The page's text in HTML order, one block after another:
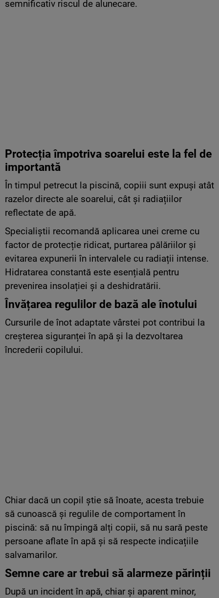
semnificativ riscul de alunecare.
Protecția împotriva soarelui este la fel de
importantă
În timpul petrecut la piscină, copiii sunt expuși atât
razelor directe ale soarelui, cât și radiațiilor
reflectate de apă.
Specialiștii recomandă aplicarea unei creme cu
factor de protecție ridicat, purtarea pălăriilor și
evitarea expunerii în intervalele cu radiații intense.
Hidratarea constantă este esențială pentru
prevenirea insolației și a deshidratării.
Învățarea regulilor de bază ale înotului
Cursurile de înot adaptate vârstei pot contribui la
creșterea siguranței în apă și la dezvoltarea
încrederii copilului.
Chiar dacă un copil știe să înoate, acesta trebuie
să cunoască și regulile de comportament în
piscină: să nu împingă alți copii, să nu sară peste
persoane aflate în apă și să respecte indicațiile
salvamarilor.
Semne care ar trebui să alarmeze părinții
După un incident în apă, chiar și aparent minor,